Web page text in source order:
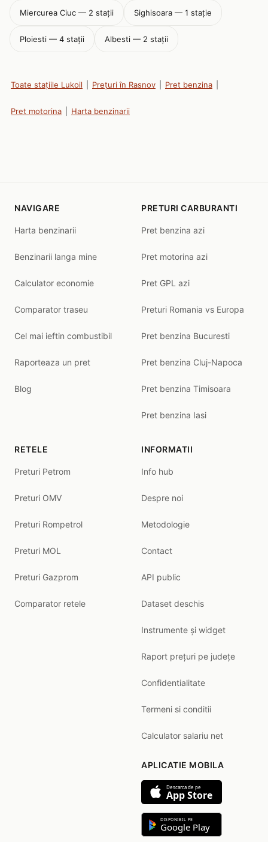
Miercurea Ciuc — 2 stații Sighisoara — 1 stație
Ploiesti — 4 stații Albesti — 2 stații
Toate stațiile Lukoil Prețuri în Rasnov Pret benzina
Pret motorina Harta benzinarii
NAVIGARE
Harta benzinarii
Benzinarii langa mine
Calculator economie
Comparator traseu
Cel mai ieftin combustibil
Raporteaza un pret
Blog
PRETURI CARBURANTI
Pret benzina azi
Pret motorina azi
Pret GPL azi
Preturi Romania vs Europa
Pret benzina Bucuresti
Pret benzina Cluj-Napoca
Pret benzina Timisoara
Pret benzina Iasi
RETELE
Preturi Petrom
Preturi OMV
Preturi Rompetrol
Preturi MOL
Preturi Gazprom
Comparator retele
INFORMATII
Info hub
Despre noi
Metodologie
Contact
API public
Dataset deschis
Instrumente și widget
Raport prețuri pe județe
Confidentialitate
Termeni si conditii
Calculator salariu net
APLICATIE MOBILA
Descarca de pe
App Store
DISPONIBIL PE
Google Play